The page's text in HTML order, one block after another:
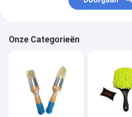
Ongeveer ons
Kwaliteitscontrole
Contacteer ons
Onze Categorieën